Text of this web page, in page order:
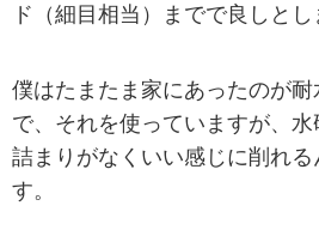
ド（細目相当）までで良しとし
僕はたまたま家にあったのが
で、それを使っていますが、水
詰まりがなくいい感じに削れる
す。